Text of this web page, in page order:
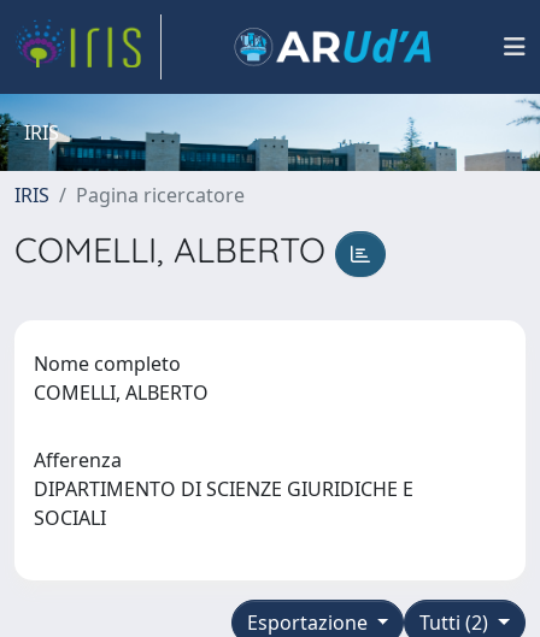
IRIS
IRIS Pagina ricercatore
COMELLI, ALBERTO
Nome completo
COMELLI, ALBERTO
Afferenza
DIPARTIMENTO DI SCIENZE GIURIDICHE E
SOCIALI
Tutti (2)
Esportazione